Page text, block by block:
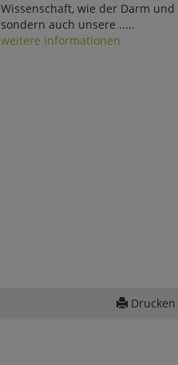
Wissenschaft, wie der Darm
sondern auch unsere .....
weitere Informationen
Drucken